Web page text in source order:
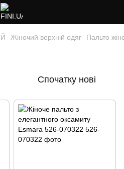
Жіночий верхній одяг Пальто
Спочатку нові